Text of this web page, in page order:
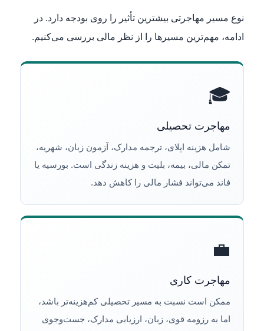
نوع مسیر مهاجرتی بیشترین تأثیر را روی بودجه دارد. در
ادامه، مهم‌ترین مسیرها را از نظر مالی بررسی می‌کنیم.
🎓
مهاجرت تحصیلی
شامل هزینه اپلای، ترجمه مدارک، آزمون زبان، شهریه،
تمکن مالی، بیمه، بلیت و هزینه زندگی است. بورسیه یا
فاند می‌تواند فشار مالی را کاهش دهد.
💼
مهاجرت کاری
ممکن است نسبت به مسیر تحصیلی کم‌هزینه‌تر باشد،
اما به رزومه قوی، زبان، ارزیابی مدارک، جست‌وجوی